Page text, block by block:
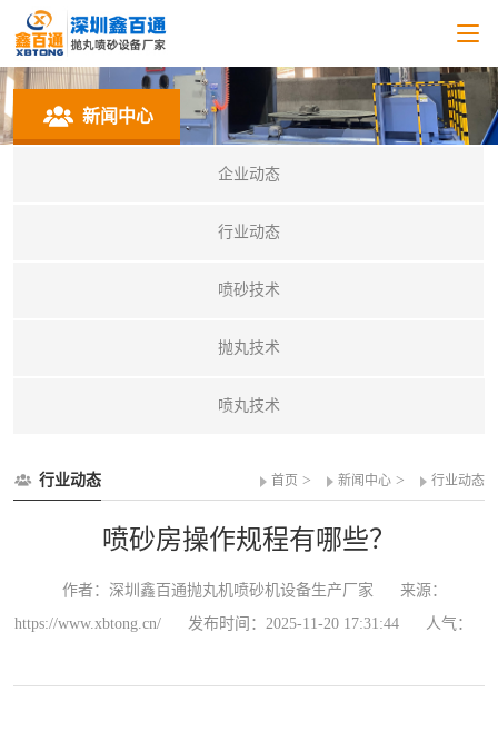
新闻中心
企业动态
行业动态
喷砂技术
抛丸技术
喷丸技术
行业动态 首页 > 新闻中心 > 行业动态
喷砂房操作规程有哪些？
作者：深圳鑫百通抛丸机喷砂机设备生产厂家
来源：
https://www.xbtong.cn/
发布时间：2025-11-20 17:31:44 人气：